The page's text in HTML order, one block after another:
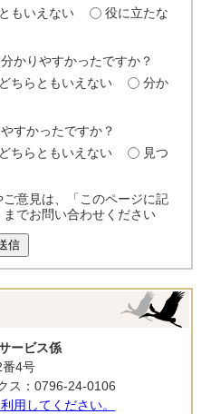
もいえない
役に立たな
かりやすかったですか？
どちらともいえない
分か
すかったですか？
どちらともいえない
見つ
意見は、「このページに記
でお問い合わせください
信
ービス係
4号
ス：0796-24-0106
用してください。